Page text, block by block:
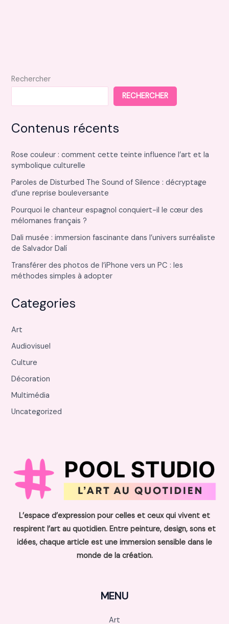
Rechercher
RECHERCHER
Contenus récents
Rose couleur : comment cette teinte influence l’art et la
symbolique culturelle
Paroles de Disturbed The Sound of Silence : décryptage
d’une reprise bouleversante
Pourquoi le chanteur espagnol conquiert-il le cœur des
mélomanes français ?
Dali musée : immersion fascinante dans l’univers surréaliste
de Salvador Dalí
Transférer des photos de l’iPhone vers un PC : les
méthodes simples à adopter
Categories
Art
Audiovisuel
Culture
Décoration
Multimédia
Uncategorized
L’espace d’expression pour celles et ceux qui vivent et
respirent l’art au quotidien. Entre peinture, design, sons et
idées, chaque article est une immersion sensible dans le
monde de la création.
MENU
Art